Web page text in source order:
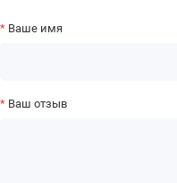
Ваше имя
Ваш отзыв